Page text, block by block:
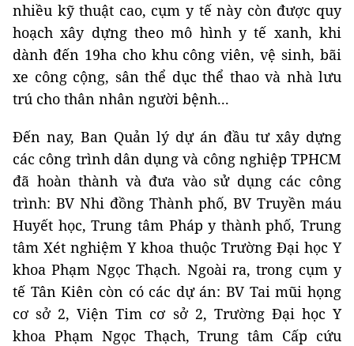
nhiều kỹ thuật cao, cụm y tế này còn được quy
hoạch xây dựng theo mô hình y tế xanh, khi
dành đến 19ha cho khu công viên, vệ sinh, bãi
xe công cộng, sân thể dục thể thao và nhà lưu
trú cho thân nhân người bệnh...
Đến nay, Ban Quản lý dự án đầu tư xây dựng
các công trình dân dụng và công nghiệp TPHCM
đã hoàn thành và đưa vào sử dụng các công
trình: BV Nhi đồng Thành phố, BV Truyền máu
Huyết học, Trung tâm Pháp y thành phố, Trung
tâm Xét nghiệm Y khoa thuộc Trường Đại học Y
khoa Phạm Ngọc Thạch. Ngoài ra, trong cụm y
tế Tân Kiên còn có các dự án: BV Tai mũi họng
cơ sở 2, Viện Tim cơ sở 2, Trường Đại học Y
khoa Phạm Ngọc Thạch, Trung tâm Cấp cứu